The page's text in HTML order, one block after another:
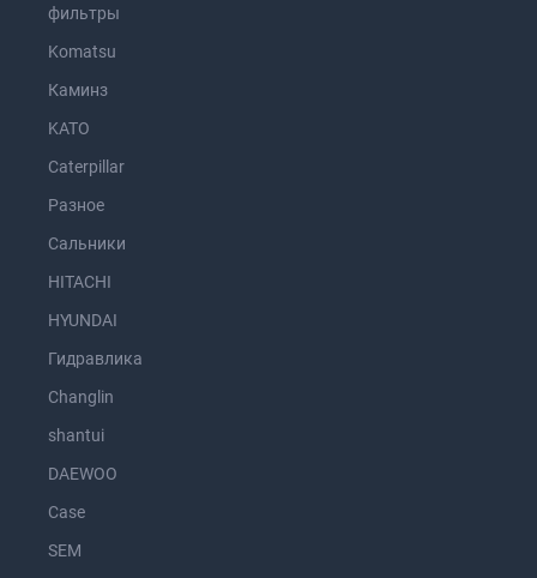
фильтры
Komatsu
Каминз
KATO
Caterpillar
Разное
Сальники
HITACHI
HYUNDAI
Гидравлика
Changlin
shantui
DAEWOO
Case
SEM